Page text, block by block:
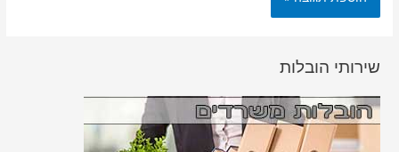
שירותי הובלות